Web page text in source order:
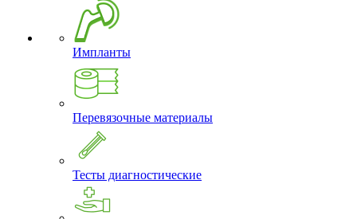
Импланты
Перевязочные материалы
Тесты диагностические